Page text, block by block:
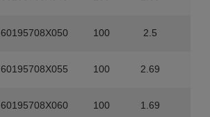
60195708X050 100 2.5
60195708X055 100 2.69
60195708X060 100 1.69